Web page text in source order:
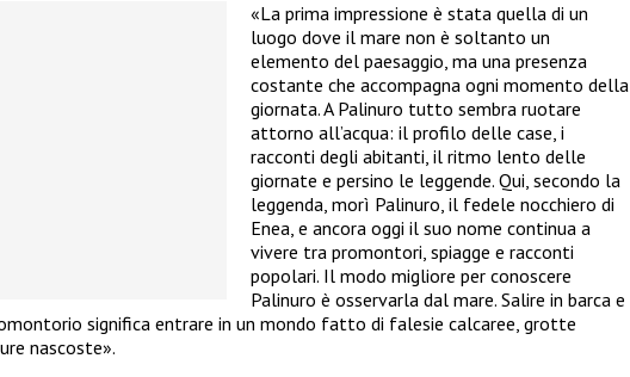
«La prima impressione è stata quella di un
luogo dove il mare non è soltanto un
elemento del paesaggio, ma una presenza
costante che accompagna ogni momento della
giornata. A Palinuro tutto sembra ruotare
attorno all’acqua: il profilo delle case, i
racconti degli abitanti, il ritmo lento delle
giornate e persino le leggende. Qui, secondo la
leggenda, morì Palinuro, il fedele nocchiero di
Enea, e ancora oggi il suo nome continua a
vivere tra promontori, spiagge e racconti
popolari. Il modo migliore per conoscere
Palinuro è osservarla dal mare. Salire in barca e
significa entrare in un mondo fatto di falesie calcaree, grotte
nascoste».